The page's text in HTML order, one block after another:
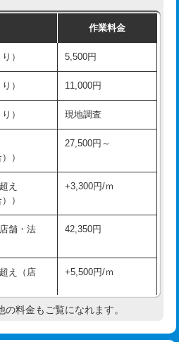
） 27,500円
） 38,500円
38,500円
現場見積
16,500円
現場見積
価格です。
11,000円+材料費
13,200円
16,500円
岐水栓） 16,500円
) 16,500円
)
置) 5,500円
バンド止
5,500円
め戻し作
11,000円
HI）使
作業料金
） 5,500円
） 11,000円
） 現地調査
）
27,500円～
え
）
+3,300円/ｍ
舗・法
42,350円
え（店
+5,500円/ｍ
現地調査
料金もご覧になれます。